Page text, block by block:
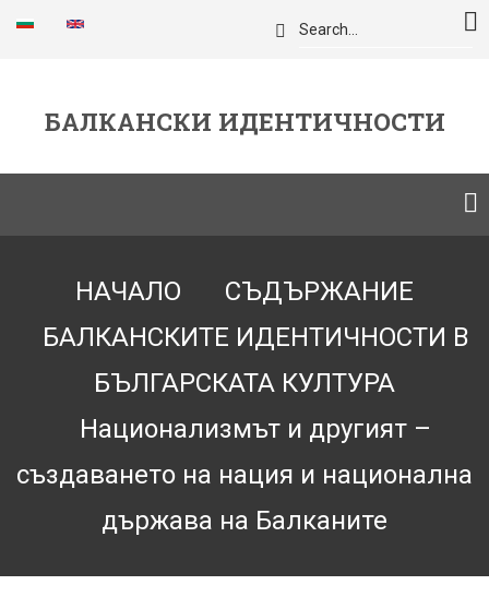
Търси
БАЛКАНСКИ ИДЕНТИЧНОСТИ
Breadcrumb
НАЧАЛО
СЪДЪРЖАНИЕ
БАЛКАНСКИТЕ ИДЕНТИЧНОСТИ В
БЪЛГАРСКАТА КУЛТУРА
Национализмът и другият –
създаването на нация и национална
държава на Балканите